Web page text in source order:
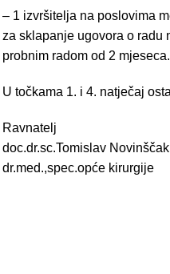
– 1 izvršitelja na poslovima
za sklapanje ugovora o radu
probnim radom od 2 mjeseca.
U točkama 1. i 4. natječaj
Ravnatelj
doc.dr.sc.Tomislav
dr.med.,spec.opće kirurgije